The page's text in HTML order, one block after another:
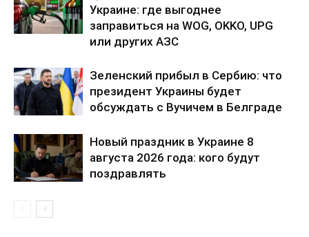
ПОДПИСАТЬСЯ СЕЙЧАС
О нас
Политика конфиденциальности
Отказ от ответственности
Мой аккаунт
Украине: где выгоднее
заправиться на WOG, OKKO, UPG
или других АЗС
Зеленский прибыл в Сербию: что
президент Украины будет
обсуждать с Вучичем в Белграде
Новый праздник в Украине 8
августа 2026 года: кого будут
поздравлять